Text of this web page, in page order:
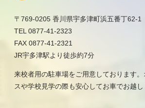
〒769-0205 香川県宇多津町浜五番丁62-1
TEL 0877-41-2323
FAX 0877-41-2321
JR宇多津駅より徒歩約7分
来校者用の駐車場をご用意しております
スや学校見学の際も安心してお車でお越